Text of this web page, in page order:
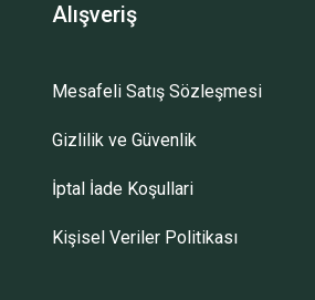
Alışveriş
Mesafeli Satış Sözleşmesi
Gizlilik ve Güvenlik
İptal İade Koşullari
Kişisel Veriler Politikası